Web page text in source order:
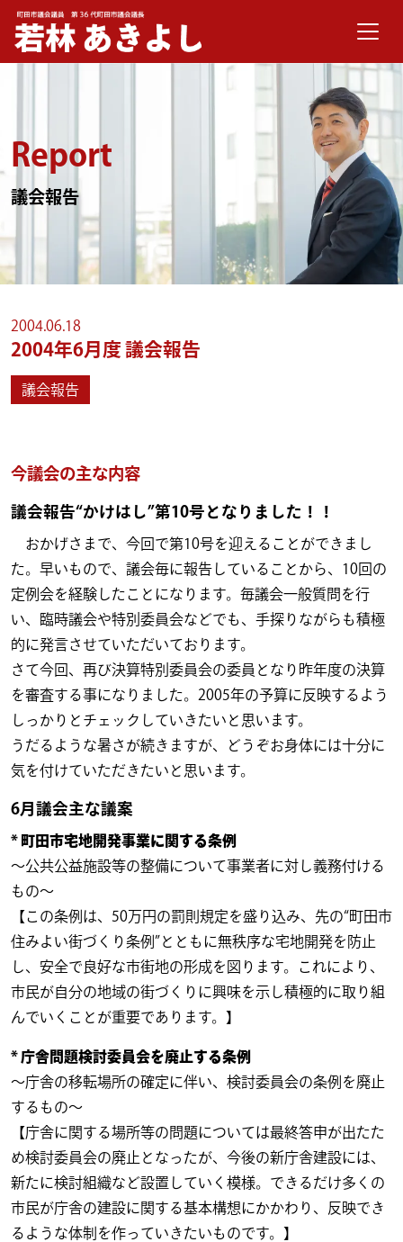
メインナビゲーション
Report
議会報告
2004.06.18
2004年6月度 議会報告
議会報告
今議会の主な内容
議会報告“かけはし”第10号となりました！！
おかげさまで、今回で第10号を迎えることができまし
た。早いもので、議会毎に報告していることから、10回の
定例会を経験したことになります。毎議会一般質問を行
い、臨時議会や特別委員会などでも、手探りながらも積極
的に発言させていただいております。
さて今回、再び決算特別委員会の委員となり昨年度の決算
を審査する事になりました。2005年の予算に反映するよう
しっかりとチェックしていきたいと思います。
うだるような暑さが続きますが、どうぞお身体には十分に
気を付けていただきたいと思います。
6月議会主な議案
* 町田市宅地開発事業に関する条例
～公共公益施設等の整備について事業者に対し義務付ける
もの～
【この条例は、50万円の罰則規定を盛り込み、先の“町田市
住みよい街づくり条例”とともに無秩序な宅地開発を防止
し、安全で良好な市街地の形成を図ります。これにより、
市民が自分の地域の街づくりに興味を示し積極的に取り組
んでいくことが重要であります。】
* 庁舎問題検討委員会を廃止する条例
～庁舎の移転場所の確定に伴い、検討委員会の条例を廃止
するもの～
【庁舎に関する場所等の問題については最終答申が出たた
め検討委員会の廃止となったが、今後の新庁舎建設には、
新たに検討組織など設置していく模様。できるだけ多くの
市民が庁舎の建設に関する基本構想にかかわり、反映でき
るような体制を作っていきたいものです。】